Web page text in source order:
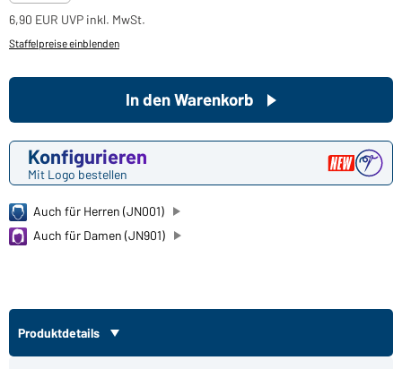
6,90 EUR UVP inkl. MwSt.
Staffelpreise einblenden
Konfigurieren
Mit Logo bestellen
In den Warenkorb
Auch für Herren (JN001)
Auch für Damen (JN901)
Produktdetails